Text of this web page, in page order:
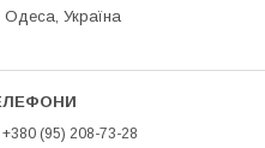
Одеса, Україна
+380 (95) 208-73-28